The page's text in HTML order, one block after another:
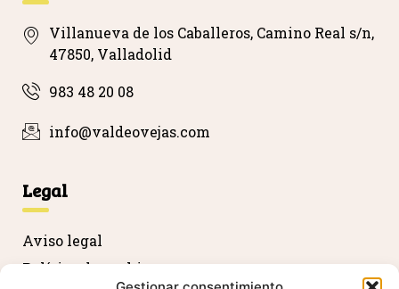
Villanueva de los Caballeros, Camino Real s/n,
47850, Valladolid
983 48 20 08
info@valdeovejas.com
Legal
Aviso legal
Política de cookies